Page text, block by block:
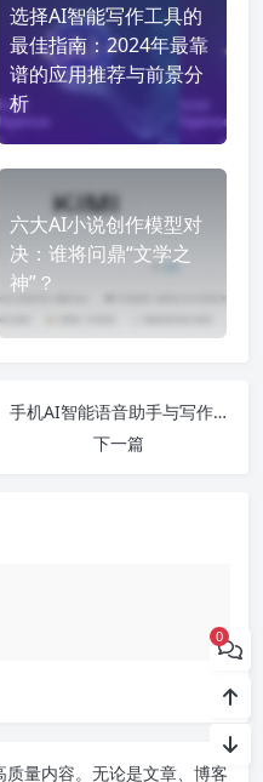
选择AI智能写作工具的
最佳指南：2024年最靠
谱的应用推荐与前景分
析
六大AI小说创作模型对
决：谁将问鼎“文学之
神”？
手机AI智能语音助手与写作猫：如何利用AI绘图、写作与视频创作实现高效学习与创作？
下一篇
质量内容。无论是文章、博客
0